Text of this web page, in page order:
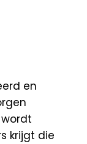
en
krijgt die